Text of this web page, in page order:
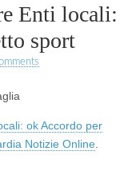
Enti locali:
sport
ok Accordo per
Notizie Online